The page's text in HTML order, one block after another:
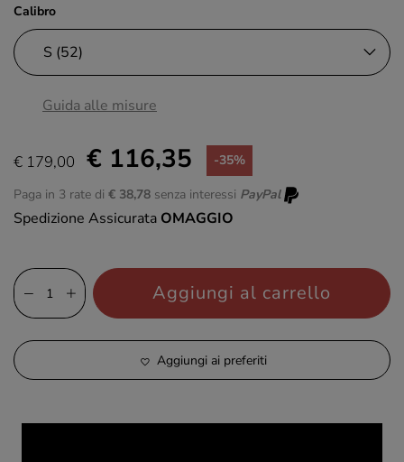
Calibro
Guida alle misure
€ 179,00 € 116,35 -35%
Paga in 3 rate di € 38,78 senza interessi PayPal
Spedizione Assicurata OMAGGIO
Aggiungi al carrello
Aggiungi ai preferiti